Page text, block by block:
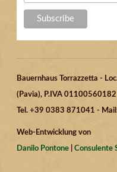
Bauernhaus Torrazzetta -
(Pavia), P.IVA
Tel. +39 0383 871041 -
Web-Entwicklung von
Danilo Pontone Consulente